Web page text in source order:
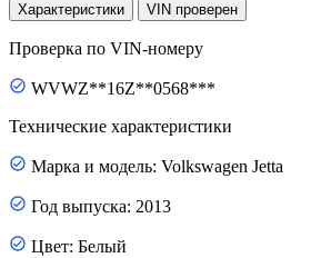
Характеристики VIN проверен
Проверка по VIN-номеру
WVWZ**16Z**0568***
Технические характеристики
Марка и модель: Volkswagen Jetta
Год выпуска: 2013
Цвет: Белый